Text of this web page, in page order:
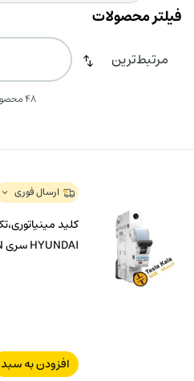
48 محصول
ارسال فوری
HYUNDAI سری HGD 63N
افزودن به سبد